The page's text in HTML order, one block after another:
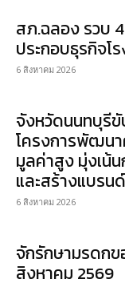
สภ.ฉลอง รวบ
ประกอบธุรกิจโ
6 สิงหาคม 2026
จังหวัดนนทบุรี
โครงการพัฒน
มูลค่าสูง มุ่งเน้
และสร้างแบร
6 สิงหาคม 2026
จักรักษามรดกข
สิงหาคม 2569